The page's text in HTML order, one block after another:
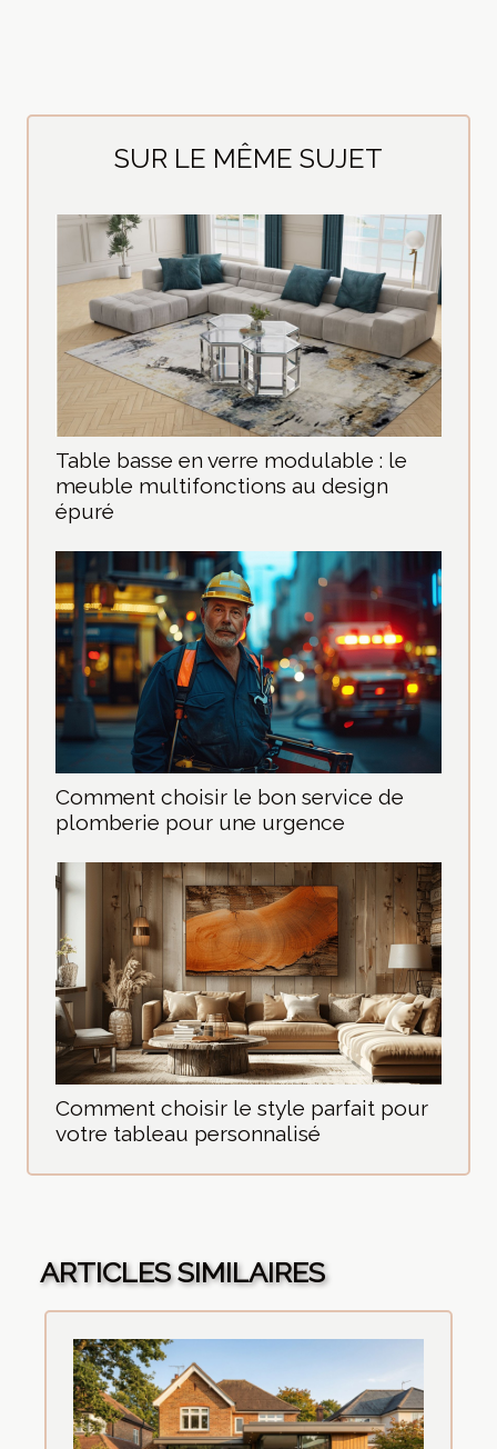
SUR LE MÊME SUJET
Table basse en verre modulable : le
meuble multifonctions au design
épuré
Comment choisir le bon service de
plomberie pour une urgence
Comment choisir le style parfait pour
votre tableau personnalisé
ARTICLES SIMILAIRES